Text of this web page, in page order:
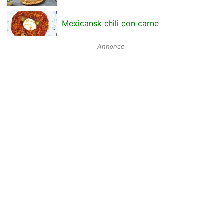
Mexicansk chili con carne
Annonce